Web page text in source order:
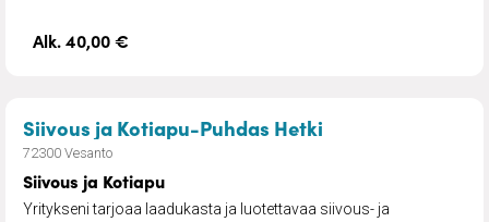
Alk. 40,00 €
Siivous ja Kotiapu-Puhdas Hetki
72300 Vesanto
Siivous ja Kotiapu
Yritykseni tarjoaa laadukasta ja luotettavaa siivous- ja